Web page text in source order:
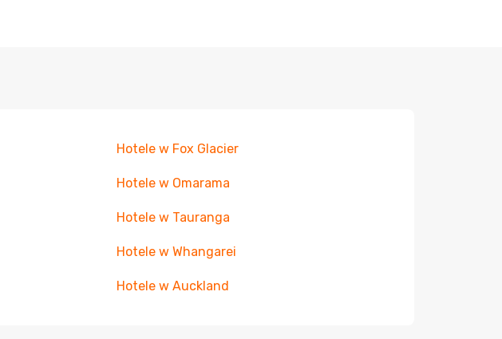
Hotele w Fox Glacier
Hotele w Omarama
Hotele w Tauranga
Hotele w Whangarei
Hotele w Auckland